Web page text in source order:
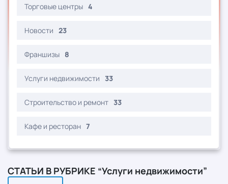
Торговые центры 4
Новости 23
Франшизы 8
Услуги недвижимости 33
Строительство и ремонт 33
Кафе и ресторан 7
СТАТЬИ В РУБРИКЕ “Услуги недвижимости”